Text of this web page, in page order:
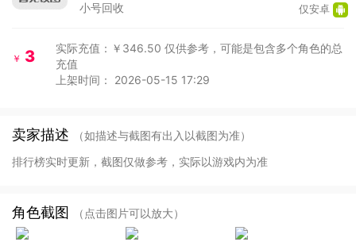
仅安卓
小号回收
￥ 3 实际充值：￥346.50 仅供参考，可能是包含多个角色的总
充值
上架时间： 2026-05-15 17:29
卖家描述
（如描述与截图有出入以截图为准）
排行榜实时更新，截图仅做参考，实际以游戏内为准
角色截图 （点击图片可以放大）